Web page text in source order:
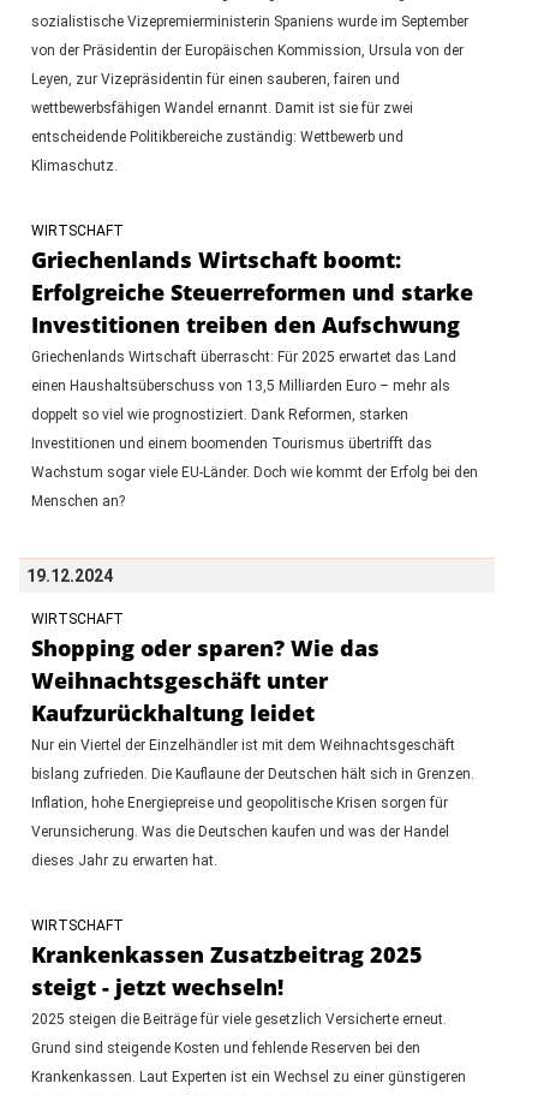
sozialistische Vizepremierministerin Spaniens wurde im September
von der Präsidentin der Europäischen Kommission, Ursula von der
Leyen, zur Vizepräsidentin für einen sauberen, fairen und
wettbewerbsfähigen Wandel ernannt. Damit ist sie für zwei
entscheidende Politikbereiche zuständig: Wettbewerb und
Klimaschutz.
WIRTSCHAFT
Griechenlands Wirtschaft boomt:
Erfolgreiche Steuerreformen und starke
Investitionen treiben den Aufschwung
Griechenlands Wirtschaft überrascht: Für 2025 erwartet das Land
einen Haushaltsüberschuss von 13,5 Milliarden Euro – mehr als
doppelt so viel wie prognostiziert. Dank Reformen, starken
Investitionen und einem boomenden Tourismus übertrifft das
Wachstum sogar viele EU-Länder. Doch wie kommt der Erfolg bei den
Menschen an?
19.12.2024
WIRTSCHAFT
Shopping oder sparen? Wie das
Weihnachtsgeschäft unter
Kaufzurückhaltung leidet
Nur ein Viertel der Einzelhändler ist mit dem Weihnachtsgeschäft
bislang zufrieden. Die Kauflaune der Deutschen hält sich in Grenzen.
Inflation, hohe Energiepreise und geopolitische Krisen sorgen für
Verunsicherung. Was die Deutschen kaufen und was der Handel
dieses Jahr zu erwarten hat.
WIRTSCHAFT
Krankenkassen Zusatzbeitrag 2025
steigt - jetzt wechseln!
2025 steigen die Beiträge für viele gesetzlich Versicherte erneut.
Grund sind steigende Kosten und fehlende Reserven bei den
Krankenkassen. Laut Experten ist ein Wechsel zu einer günstigeren